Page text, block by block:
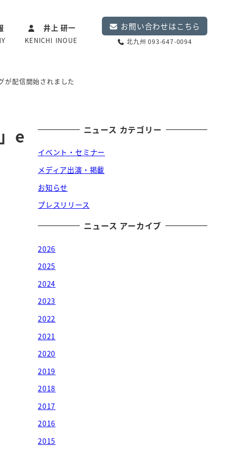
井上 研一
KENICHI INOUE
お問い合わせはこちら
北九州 093-647-0094
が配信開始されました
e
ニュース カテゴリー
イベント・セミナー
メディア出演・掲載
お知らせ
プレスリリース
ニュース アーカイブ
2026
2025
2024
2023
2022
2021
2020
2019
2018
2017
2016
2015